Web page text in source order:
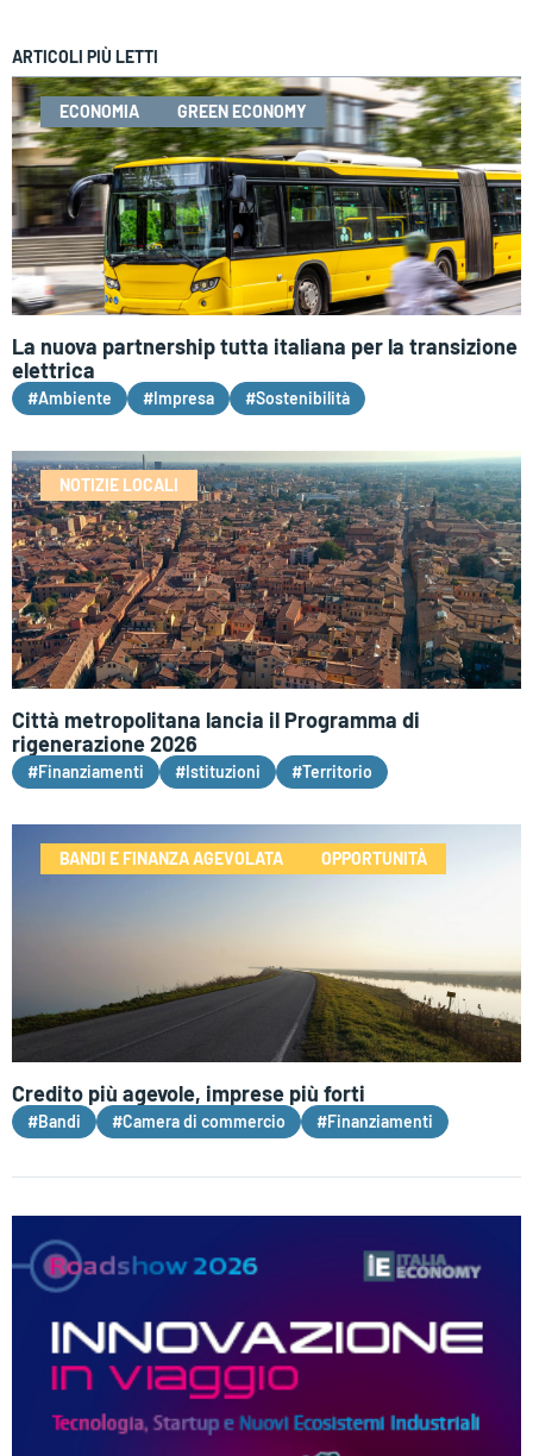
ARTICOLI PIÙ LETTI
ECONOMIA GREEN ECONOMY
La nuova partnership tutta italiana per la transizione
elettrica
#Ambiente #Impresa #Sostenibilità
NOTIZIE LOCALI
Città metropolitana lancia il Programma di
rigenerazione 2026
#Finanziamenti #Istituzioni #Territorio
BANDI E FINANZA AGEVOLATA OPPORTUNITÀ
Credito più agevole, imprese più forti
#Bandi #Camera di commercio #Finanziamenti